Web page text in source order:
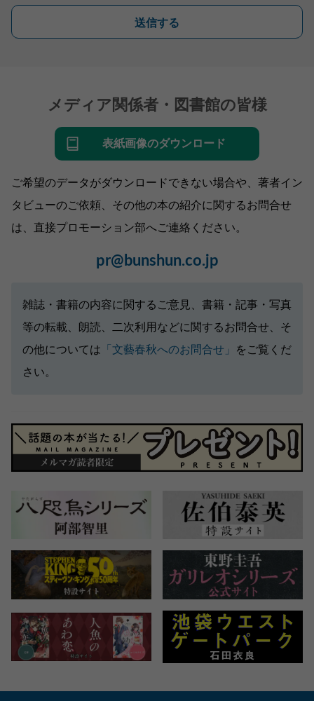
送信する
メディア関係者・図書館の皆様
表紙画像のダウンロード
ご希望のデータがダウンロードできない場合や、著者イン
タビューのご依頼、その他の本の紹介に関するお問合せ
は、直接プロモーション部へご連絡ください。
pr@bunshun.co.jp
雑誌・書籍の内容に関するご意見、書籍・記事・写真
等の転載、朗読、二次利用などに関するお問合せ、そ
の他については 「文藝春秋へのお問合せ」
をご覧くだ
さい。